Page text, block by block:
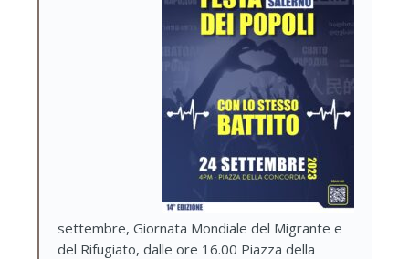
settembre, Giornata Mondiale del Migrante e
del Rifugiato, dalle ore 16.00 Piazza della